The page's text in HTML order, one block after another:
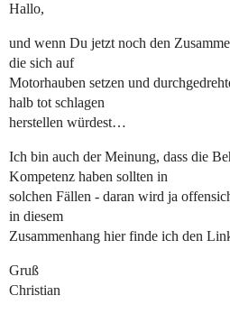
Hallo,
und wenn Du jetzt noch den
die sich auf
Motorhauben setzen und
halb tot schlagen
herstellen würdest…
Ich bin auch der Meinung, dass die
Kompetenz haben sollten in
solchen Fällen - daran wird ja
in diesem
Zusammenhang hier finde ich den
Gruß
Christian